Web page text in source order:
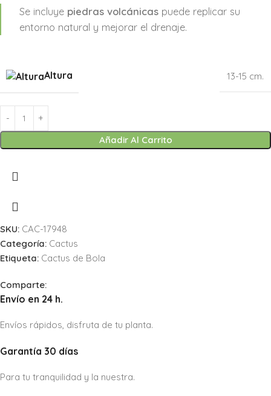
Se incluye piedras volcánicas puede replicar su
entorno natural y mejorar el drenaje.
Altura 13-15 cm.
Añadir Al Carrito
SKU: CAC-17948
Categoría: Cactus
Etiqueta: Cactus de Bola
Comparte:
Envío en 24 h.
Envíos rápidos, disfruta de tu planta.
Garantía 30 días
Para tu tranquilidad y la nuestra.